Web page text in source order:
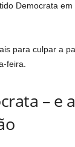
Democrata
para culpar a
feira.
– e